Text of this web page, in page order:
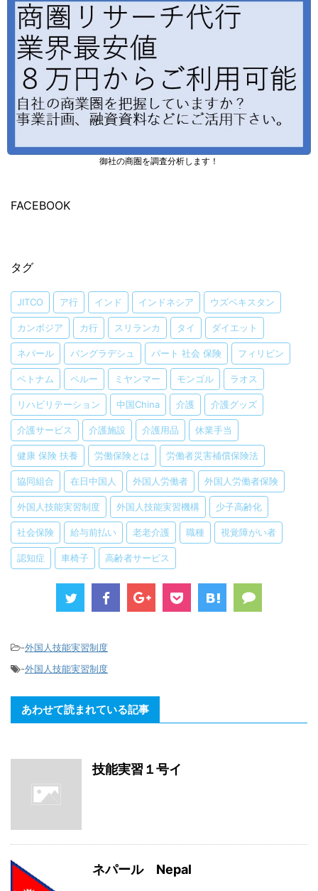
御社の商圏を調査分析します！
FACEBOOK
タグ
JITCO ア行 インド インドネシア ウズベキスタン
カンボジア カ行 スリランカ タイ ダイエット
ネパール バングラデシュ パート 社会 保険 フィリピン
ベトナム ペルー ミヤンマー モンゴル ラオス
リハビリテーション 中国China 介護 介護グッズ
介護サービス 介護施設 介護用品 休業手当
健康 保険 扶養 労働保険とは 労働者災害補償保険法
協同組合 在日中国人 外国人労働者 外国人労働者保険
外国人技能実習制度 外国人技能実習機構 少子高齢化
社会保険 給与前払い 老老介護 職種 視覚障がい者
認知症 車椅子 高齢者サービス
-外国人技能実習制度
-外国人技能実習制度
あわせて読まれている記事
技能実習１号イ
ネパール Nepal